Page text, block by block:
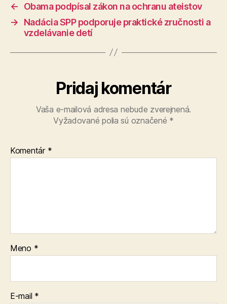
←
Obama podpísal zákon na ochranu ateistov
→
Nadácia SPP podporuje praktické zručnosti a
vzdelávanie detí
Pridaj komentár
Vaša e-mailová adresa nebude zverejnená.
Vyžadované polia sú označené *
Komentár *
Meno *
E-mail *